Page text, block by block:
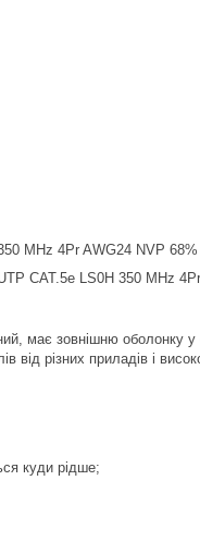
MHz 4Pr AWG24 NVP 68%
CAT.5e LS0H 350 MHz
має зовнішню оболонку
від різних приладів і
куди рідше;